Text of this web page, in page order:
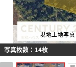
現地土地写
写真枚数：14枚